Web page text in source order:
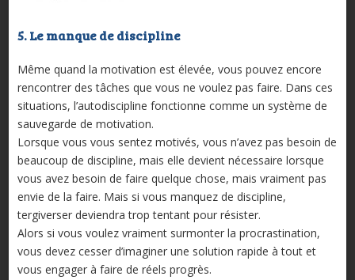
5. Le manque de discipline
Même quand la motivation est élevée, vous pouvez encore
rencontrer des tâches que vous ne voulez pas faire. Dans ces
situations, l’autodiscipline fonctionne comme un système de
sauvegarde de motivation.
Lorsque vous vous sentez motivés, vous n’avez pas besoin de
beaucoup de discipline, mais elle devient nécessaire lorsque
vous avez besoin de faire quelque chose, mais vraiment pas
envie de la faire. Mais si vous manquez de discipline,
tergiverser deviendra trop tentant pour résister.
Alors si vous voulez vraiment surmonter la procrastination,
vous devez cesser d’imaginer une solution rapide à tout et
vous engager à faire de réels progrès.